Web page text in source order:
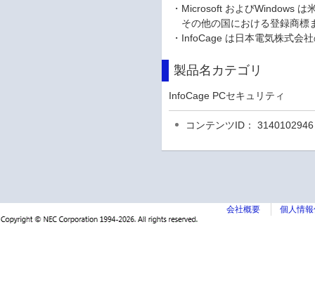
・Microsoft およびWindows は
その他の国における登録商標
・InfoCage は日本電気株式会
製品名カテゴリ
InfoCage PCセキュリティ
コンテンツID： 3140102946
会社概要 個人情